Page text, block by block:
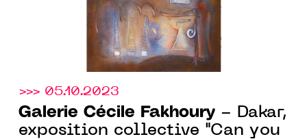
>>> 05.10.2023
Galerie Cécile Fakhoury - Dakar,
exposition collective "Can you